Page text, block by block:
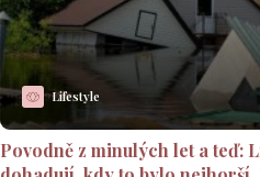
Lifestyle
Povodně z minulých let a teď: